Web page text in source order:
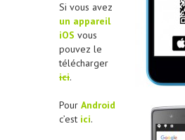
Si vous avez
un appareil
iOS vous
pouvez le
télécharger
ici.
Pour Android
c’est ici.